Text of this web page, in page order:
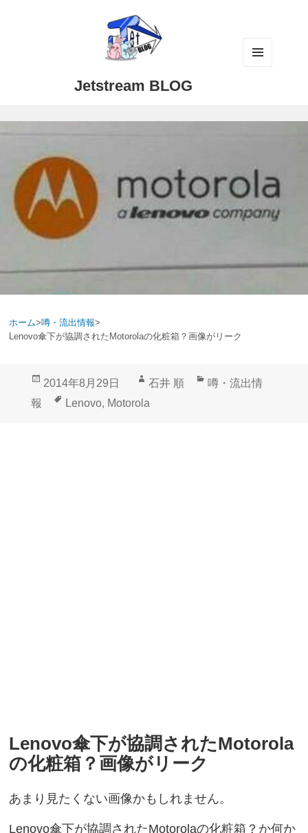
Jetstream BLOG
ホーム>噂・流出情報>
Lenovo傘下が協調されたMotorolaの化粧箱？画像がリーク
投
2014年8月29日
作
成
石井 順
カ
噂・流出情
報
タ
Lenovo, Motorola
Lenovo傘下が協調されたMotorola
の化粧箱？画像がリーク
あまり見たくない画像かもしれません。
Lenovo傘下が協調されたMotorolaの化粧箱？か何か